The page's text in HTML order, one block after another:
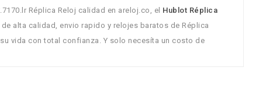
Réplica Reloj calidad en areloj.co, el Hublot Réplica
alta calidad, envio rapido y relojes baratos de Réplica
vida con total confianza. Y solo necesíta un costo de